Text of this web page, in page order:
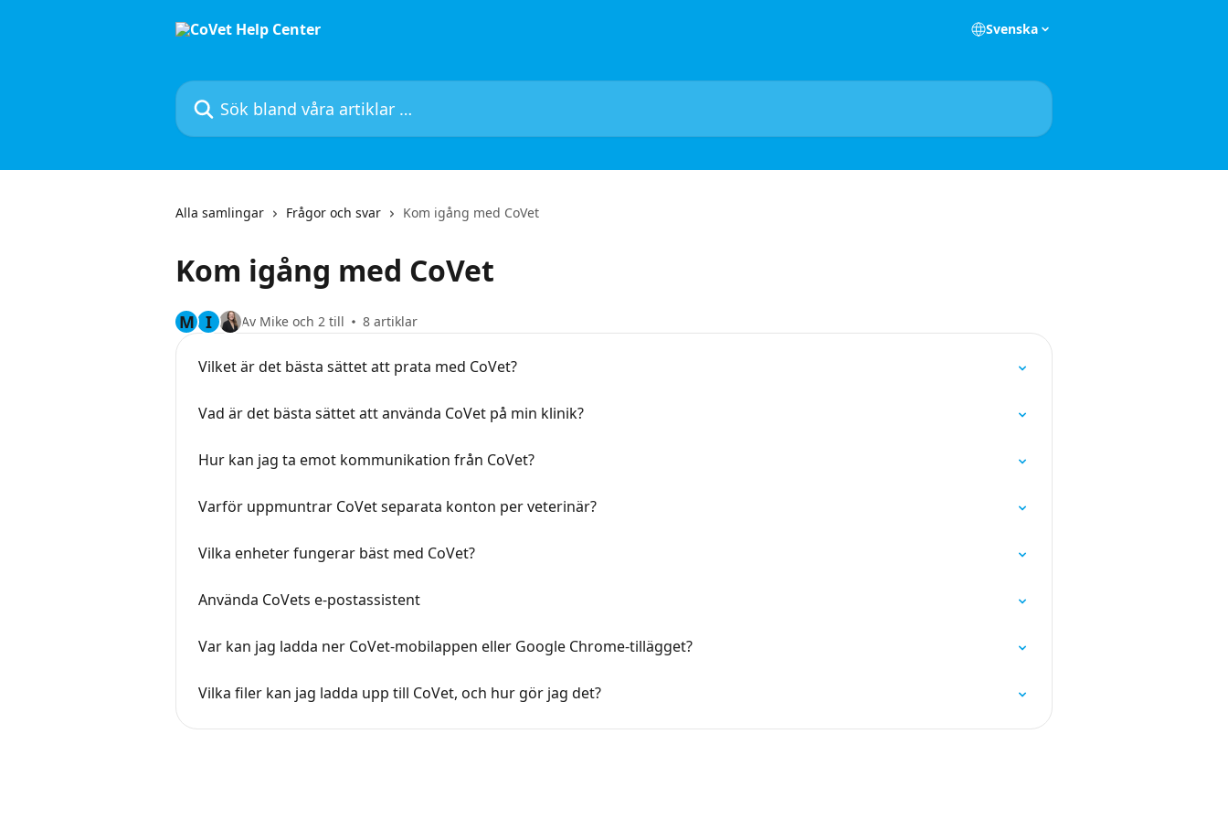
Svenska
Sök bland våra artiklar …
Alla samlingar Frågor och svar Kom igång med CoVet
Kom igång med CoVet
M I Av Mike och 2 till 8 artiklar
Vilket är det bästa sättet att prata med CoVet?
Vad är det bästa sättet att använda CoVet på min klinik?
Hur kan jag ta emot kommunikation från CoVet?
Varför uppmuntrar CoVet separata konton per veterinär?
Vilka enheter fungerar bäst med CoVet?
Använda CoVets e-postassistent
Var kan jag ladda ner CoVet-mobilappen eller Google Chrome-tillägget?
Vilka filer kan jag ladda upp till CoVet, och hur gör jag det?